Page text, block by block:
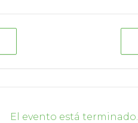
El evento está terminado.